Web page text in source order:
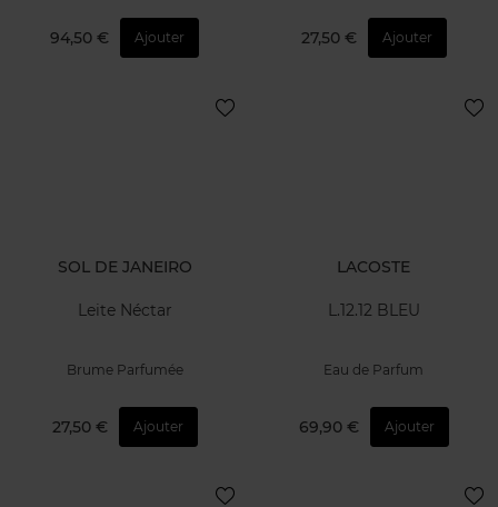
94,50 € Ajouter 27,50 € Ajouter
SOL DE JANEIRO
Leite Néctar
Brume Parfumée
27,50 € Ajouter
LACOSTE
L.12.12 BLEU
Eau de Parfum
69,90 € Ajouter